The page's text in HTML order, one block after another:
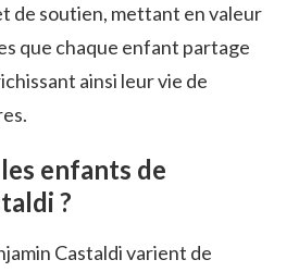
de soutien, mettant en valeur
que chaque enfant partage
ainsi leur vie de
enfants de
?
Castaldi varient de